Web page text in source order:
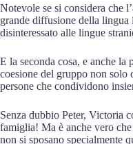
Notevole se si considera che
grande diffusione della lingua
disinteressato alle lingue
E la seconda cosa, e anche la
coesione del gruppo non solo
persone che condividono
Senza dubbio Peter, Victoria
famiglia! Ma è anche vero
non si sposano specialmente